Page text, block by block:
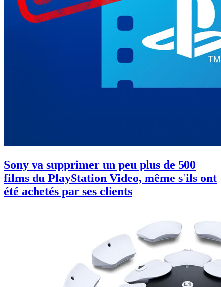
Sony va supprimer un peu plus de 500
films du PlayStation Video, même s'ils ont
été achetés par ses clients